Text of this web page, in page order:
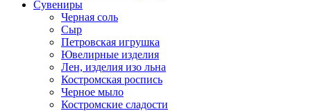
Сувениры
Черная соль
Сыр
Петровская игрушка
Ювелирные изделия
Лен, изделия изо льна
Костромская роспись
Черное мыло
Костромские сладости